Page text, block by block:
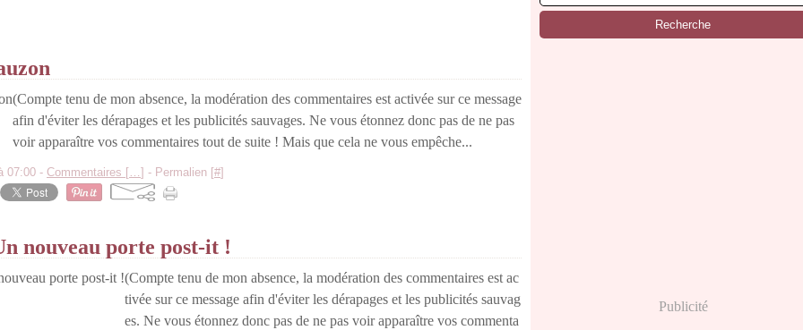
(Compte tenu de mon absence, la modération des commentaires est activée sur ce message
afin d'éviter les dérapages et les publicités sauvages. Ne vous étonnez donc pas de ne pas
voir apparaître vos commentaires tout de suite ! Mais que cela ne vous empêche...
07:00 - Commentaires […] - Permalien [#]
nouveau porte post-it !
(Compte tenu de mon absence, la modération des commentaires est ac
tivée sur ce message afin d'éviter les dérapages et les publicités sauvag
es. Ne vous étonnez donc pas de ne pas voir apparaître vos commenta
Publicité